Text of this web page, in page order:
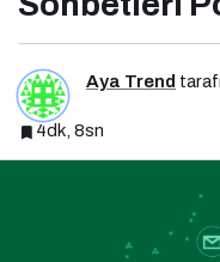
Aya Trend
4dk, 8sn